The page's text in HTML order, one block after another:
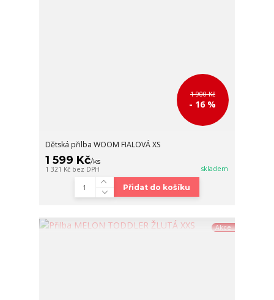
1 900 Kč
- 16 %
Dětská přilba WOOM FIALOVÁ XS
1 599 Kč/ks
1 321 Kč bez DPH skladem
Přidat do košíku
Akce